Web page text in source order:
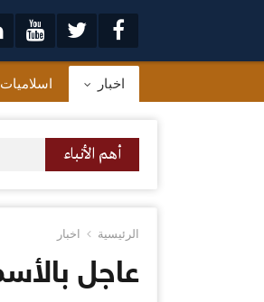
اخبار اسلاميات
أهم الأنباء
الرئيسية اخبار